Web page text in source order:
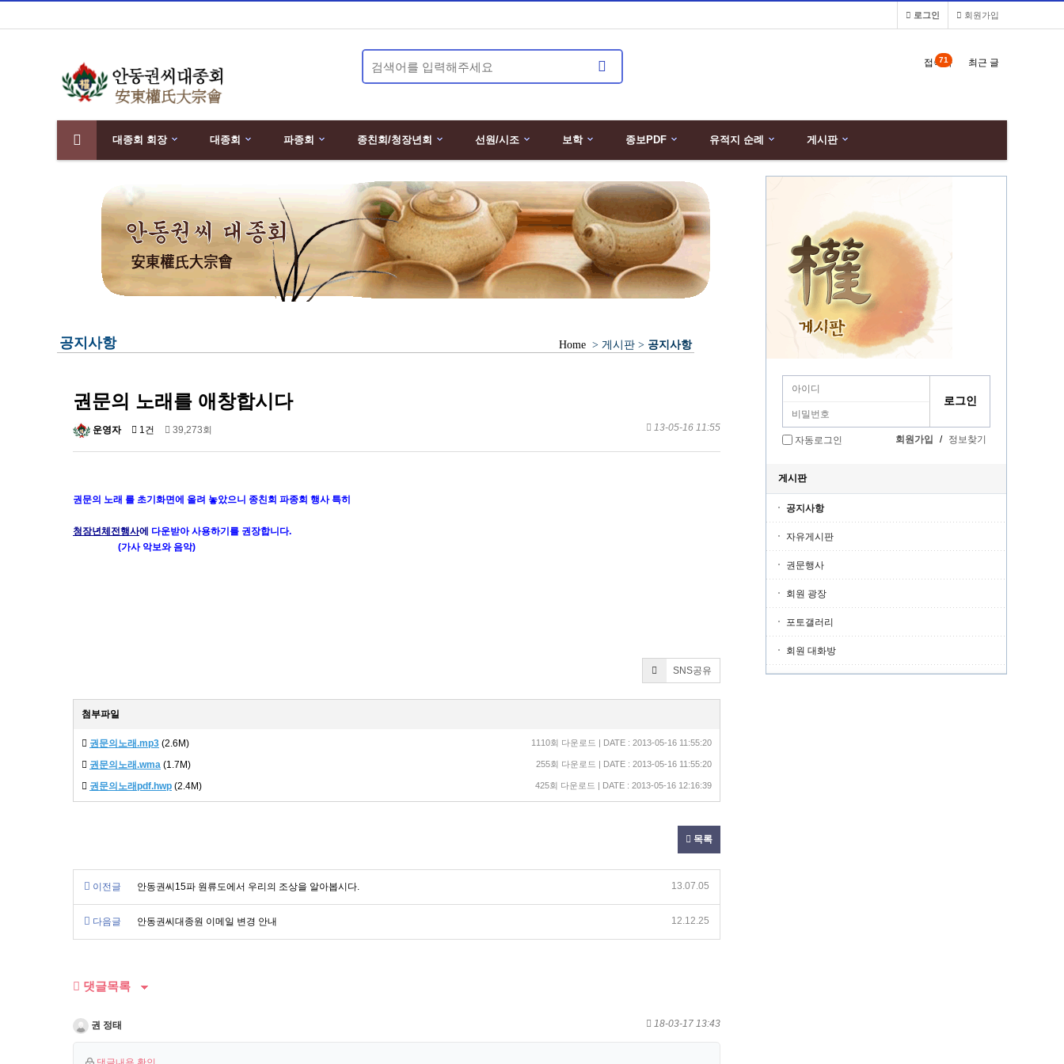
회원가입
로그인
접속자
71 최근 글
대종회 회장 대종회 파종회 종친회/청장년회 선원/시조 보학 종보PDF
유적지 순례
게시판
공지사항 Home > 게시판 > 공지사항
권문의 노래를 애창합시다
운영자 1건 39,273회 13-05-16 11:55
권문의 노래 를 초기화면에 올려 놓았으니 종친회 파종회 행사 특히
청장년체전행사에 다운받아 사용하기를 권장합니다.
(가사 악보와 음악)
SNS공유
첨부파일
권문의노래.mp3 (2.6M) 1110회 다운로드 | DATE : 2013-05-16 11:55:20
권문의노래.wma (1.7M) 255회 다운로드 | DATE : 2013-05-16 11:55:20
권문의노래pdf.hwp (2.4M) 425회 다운로드 | DATE : 2013-05-16 12:16:39
목록
이전글 안동권씨15파 원류도에서 우리의 조상을 알아봅시다. 13.07.05
다음글 안동권씨대종원 이메일 변경 안내 12.12.25
댓글목록
권 정태 18-03-17 13:43
자동로그인 회원가입 / 정보찾기
게시판
공지사항
자유게시판
권문행사
회원 광장
포토갤러리
회원 대화방